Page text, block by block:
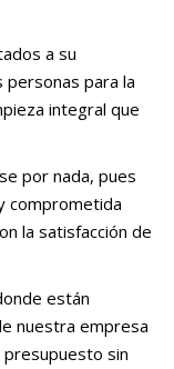
a su
personas para la
integral que
por nada, pues
comprometida
la satisfacción de
están
nuestra empresa
sin